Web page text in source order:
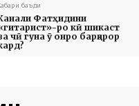
баъди
Фатҳидини
ро кӣ шикаст
чӣ гуна ӯ онро барқарор